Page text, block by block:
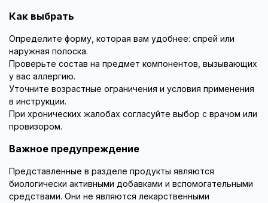
Как выбрать
Определите форму, которая вам удобнее: спрей или
наружная полоска.
Проверьте состав на предмет компонентов, вызывающих
у вас аллергию.
Уточните возрастные ограничения и условия применения
в инструкции.
При хронических жалобах согласуйте выбор с врачом или
провизором.
Важное предупреждение
Представленные в разделе продукты являются
биологически активными добавками и вспомогательными
средствами. Они не являются лекарственными